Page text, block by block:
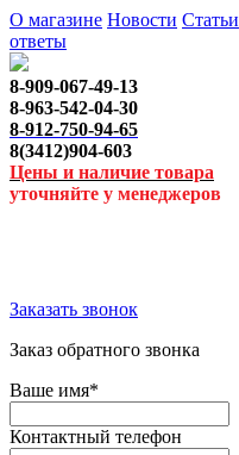
О магазине Новости Статьи
ответы
8-909-067-49-13
8-963-542-04-30
8-912-750-94-65
8(3412)904-603
Цены и наличие товара
уточняйте у менеджеров
Заказать звонок
Заказ обратного звонка
Ваше имя*
Контактный телефон